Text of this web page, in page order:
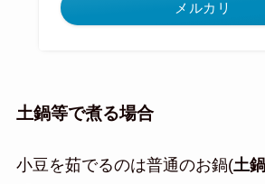
メルカリ
土鍋等で煮る場合
小豆を茹でるのは普通のお鍋(土